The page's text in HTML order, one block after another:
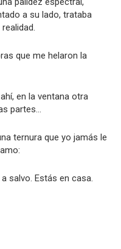
a su lado, trataba
que me helaron la
en la ventana otra
partes…
ternura que yo jamás le
salvo. Estás en casa.